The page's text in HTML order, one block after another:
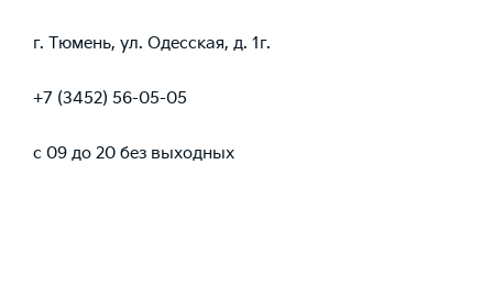
г. Тюмень, ул. Одесская, д. 1г.
+7 (3452) 56-05-05
с 09 до 20 без выходных